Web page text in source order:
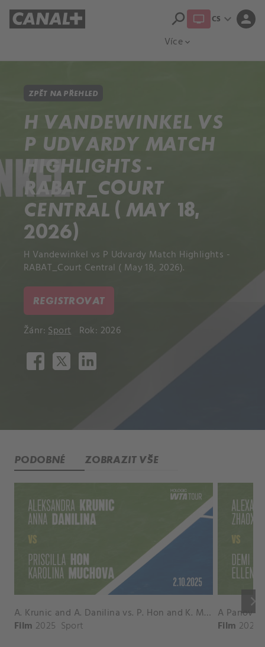
Více expand_more
search CS expand_more person
ZPĚT NA PŘEHLED
H VANDEWINKEL VS
P UDVARDY MATCH
HIGHLIGHTS -
RABAT_COURT
CENTRAL ( MAY 18,
2026)
H Vandewinkel vs P Udvardy Match Highlights -
RABAT_Court Central ( May 18, 2026).
REGISTROVAT
Žánr:Sport Rok: 2026
PODOBNÉ ZOBRAZIT VŠE
keyboard_arrow_right
A. Krunic and A. Danilina vs. P. Hon and K. Muchova Match Highlights - BEIJING_Capital Group Diamond ( October 02, 2025)
Film 2025 Sport Film 2026